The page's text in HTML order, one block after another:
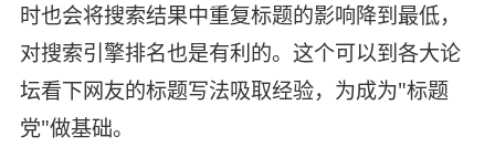
时也会将搜索结果中重复标题的影响降到最低，
对搜索引擎排名也是有利的。这个可以到各大论
坛看下网友的标题写法吸取经验，为成为"标题
党"做基础。